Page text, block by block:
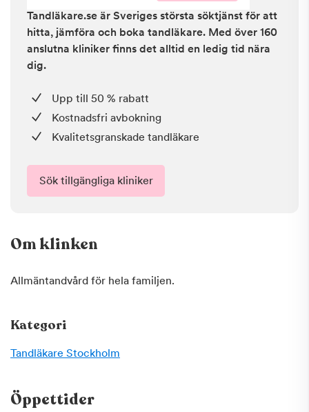
Tandläkare.se är Sveriges största söktjänst för att
hitta, jämföra och boka tandläkare. Med över 160
anslutna kliniker finns det alltid en ledig tid nära
dig.
Upp till 50 % rabatt
Kostnadsfri avbokning
Kvalitetsgranskade tandläkare
Sök tillgängliga kliniker
Om klinken
Allmäntandvård för hela familjen.
Kategori
Tandläkare Stockholm
Öppettider